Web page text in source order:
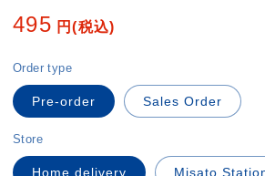
Regular
495 円(税込)
Order type
Pre-order Sales Order
Store
Home delivery Misato